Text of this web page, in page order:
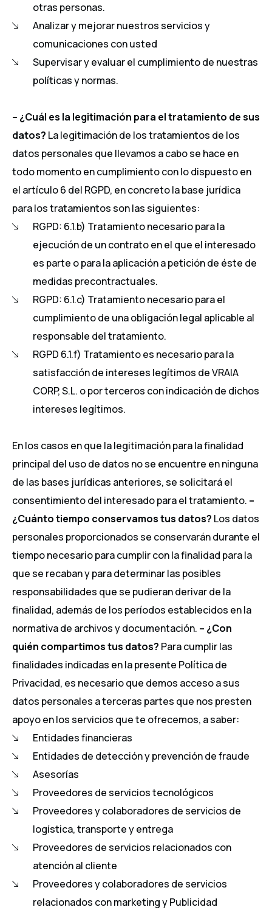
otras personas.
Analizar y mejorar nuestros servicios y
comunicaciones con usted
Supervisar y evaluar el cumplimiento de nuestras
políticas y normas.
– ¿Cuál es la legitimación para el tratamiento de sus
datos? La legitimación de los tratamientos de los
datos personales que llevamos a cabo se hace en
todo momento en cumplimiento con lo dispuesto en
el artículo 6 del RGPD, en concreto la base jurídica
para los tratamientos son las siguientes:
RGPD: 6.1.b) Tratamiento necesario para la
ejecución de un contrato en el que el interesado
es parte o para la aplicación a petición de éste de
medidas precontractuales.
RGPD: 6.1.c) Tratamiento necesario para el
cumplimiento de una obligación legal aplicable al
responsable del tratamiento.
RGPD 6.1.f) Tratamiento es necesario para la
satisfacción de intereses legítimos de VRAIA
CORP, S.L. o por terceros con indicación de dichos
intereses legítimos.
En los casos en que la legitimación para la finalidad
principal del uso de datos no se encuentre en ninguna
de las bases jurídicas anteriores, se solicitará el
consentimiento del interesado para el tratamiento. –
¿Cuánto tiempo conservamos tus datos? Los datos
personales proporcionados se conservarán durante el
tiempo necesario para cumplir con la finalidad para la
que se recaban y para determinar las posibles
responsabilidades que se pudieran derivar de la
finalidad, además de los períodos establecidos en la
normativa de archivos y documentación. – ¿Con
quién compartimos tus datos? Para cumplir las
finalidades indicadas en la presente Política de
Privacidad, es necesario que demos acceso a sus
datos personales a terceras partes que nos presten
apoyo en los servicios que te ofrecemos, a saber:
Entidades financieras
Entidades de detección y prevención de fraude
Asesorías
Proveedores de servicios tecnológicos
Proveedores y colaboradores de servicios de
logística, transporte y entrega
Proveedores de servicios relacionados con
atención al cliente
Proveedores y colaboradores de servicios
relacionados con marketing y Publicidad